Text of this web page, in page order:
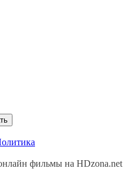
фильмы на HDzona.net